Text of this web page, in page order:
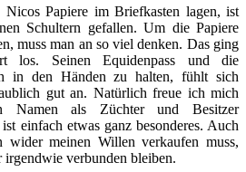
Papiere im Briefkasten lagen, ist
Schultern gefallen. Um die Papiere
muss man an so viel denken. Das ging
los. Seinen Equidenpass und die
in den Händen zu halten, fühlt sich
gut an. Natürlich freue ich mich
Namen als Züchter und Besitzer
einfach etwas ganz besonderes. Auch
meinen Willen verkaufen muss,
verbunden bleiben.